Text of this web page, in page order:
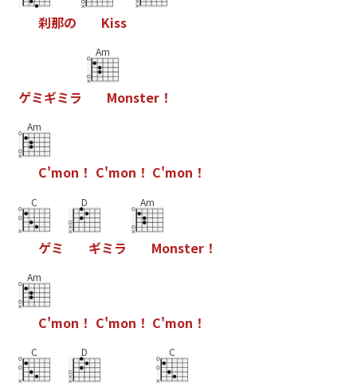
刹那の Kiss
ゲミギミラ
Am
Monster！
Am
C'mon ！ C'mon ！ C'mon ！
C
ゲミ
D
ギミラ
Am
Monster！
Am
C'mon ！ C'mon ！ C'mon ！
C D C